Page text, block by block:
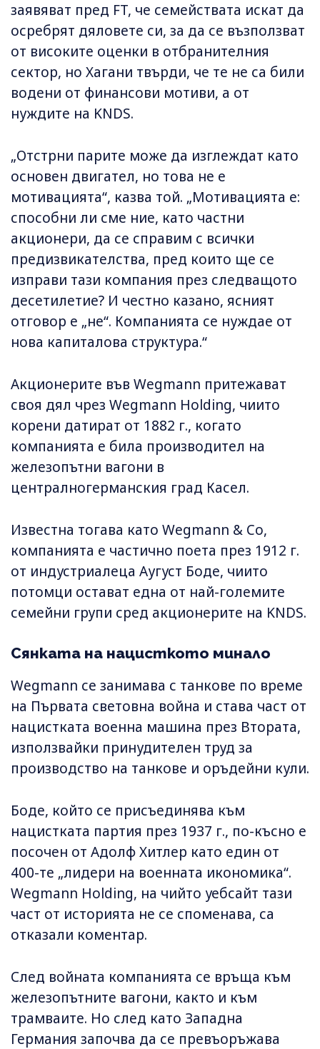
заявяват пред FT, че семействата искат да
осребрят дяловете си, за да се възползват
от високите оценки в отбранителния
сектор, но Хагани твърди, че те не са били
водени от финансови мотиви, а от
нуждите на KNDS.
„Отстрни парите може да изглеждат като
основен двигател, но това не е
мотивацията“, казва той. „Мотивацията е:
способни ли сме ние, като частни
акционери, да се справим с всички
предизвикателства, пред които ще се
изправи тази компания през следващото
десетилетие? И честно казано, ясният
отговор е „не“. Компанията се нуждае от
нова капиталова структура.“
Акционерите във Wegmann притежават
своя дял чрез Wegmann Holding, чиито
корени датират от 1882 г., когато
компанията е била производител на
железопътни вагони в
централногерманския град Касел.
Известна тогава като Wegmann & Co,
компанията е частично поета през 1912 г.
от индустриалеца Аугуст Боде, чиито
потомци остават една от най-големите
семейни групи сред акционерите на KNDS.
Сянката на нацисткото минало
Wegmann се занимава с танкове по време
на Първата световна война и става част от
нацистката военна машина през Втората,
използвайки принудителен труд за
производство на танкове и оръдейни кули.
Боде, който се присъединява към
нацистката партия през 1937 г., по-късно е
посочен от Адолф Хитлер като един от
400-те „лидери на военната икономика“.
Wegmann Holding, на чийто уебсайт тази
част от историята не се споменава, са
отказали коментар.
След войната компанията се връща към
железопътните вагони, както и към
трамваите. Но след като Западна
Германия започва да се превъоръжава